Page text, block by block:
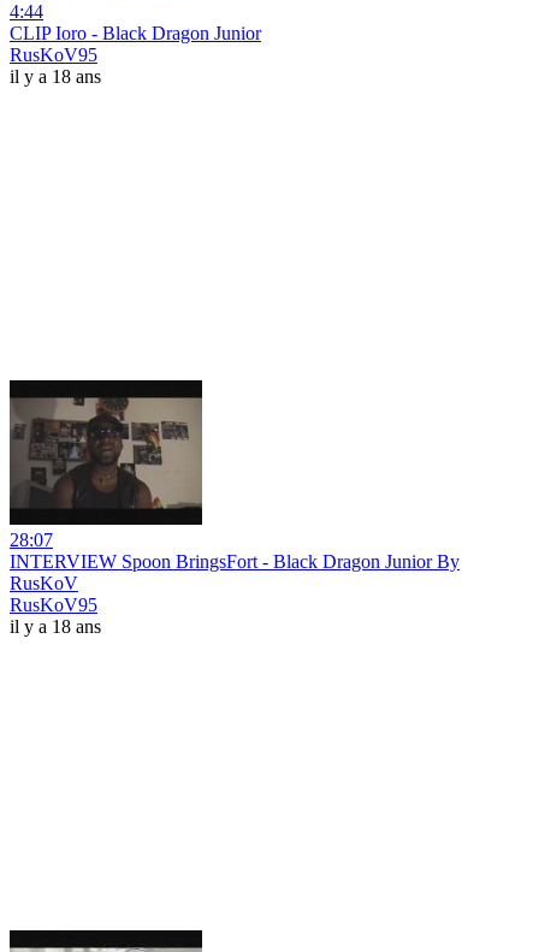
4:44
CLIP Ioro - Black Dragon Junior
RusKoV95
il y a 18 ans
28:07
INTERVIEW Spoon BringsFort - Black Dragon Junior By
RusKoV
RusKoV95
il y a 18 ans